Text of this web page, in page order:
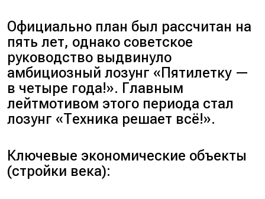
Официально план был рассчитан на
пять лет, однако советское
руководство выдвинуло
амбициозный лозунг «Пятилетку —
в четыре года!». Главным
лейтмотивом этого периода стал
лозунг «Техника решает всё!».
Ключевые экономические объекты
(стройки века):